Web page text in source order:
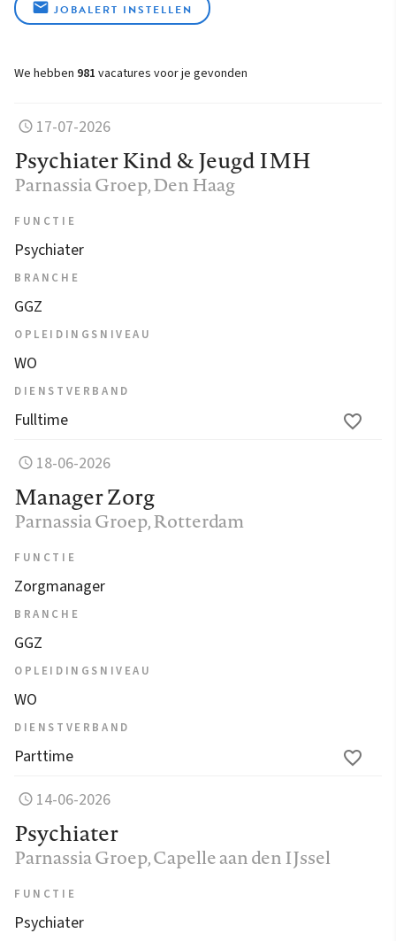
JOBALERT INSTELLEN
We hebben 981 vacatures voor je gevonden
17-07-2026
Psychiater Kind & Jeugd IMH
Parnassia Groep, Den Haag
FUNCTIE
Psychiater
BRANCHE
GGZ
OPLEIDINGSNIVEAU
WO
DIENSTVERBAND
Fulltime
18-06-2026
Manager Zorg
Parnassia Groep, Rotterdam
FUNCTIE
Zorgmanager
BRANCHE
GGZ
OPLEIDINGSNIVEAU
WO
DIENSTVERBAND
Parttime
14-06-2026
Psychiater
Parnassia Groep, Capelle aan den IJssel
FUNCTIE
Psychiater